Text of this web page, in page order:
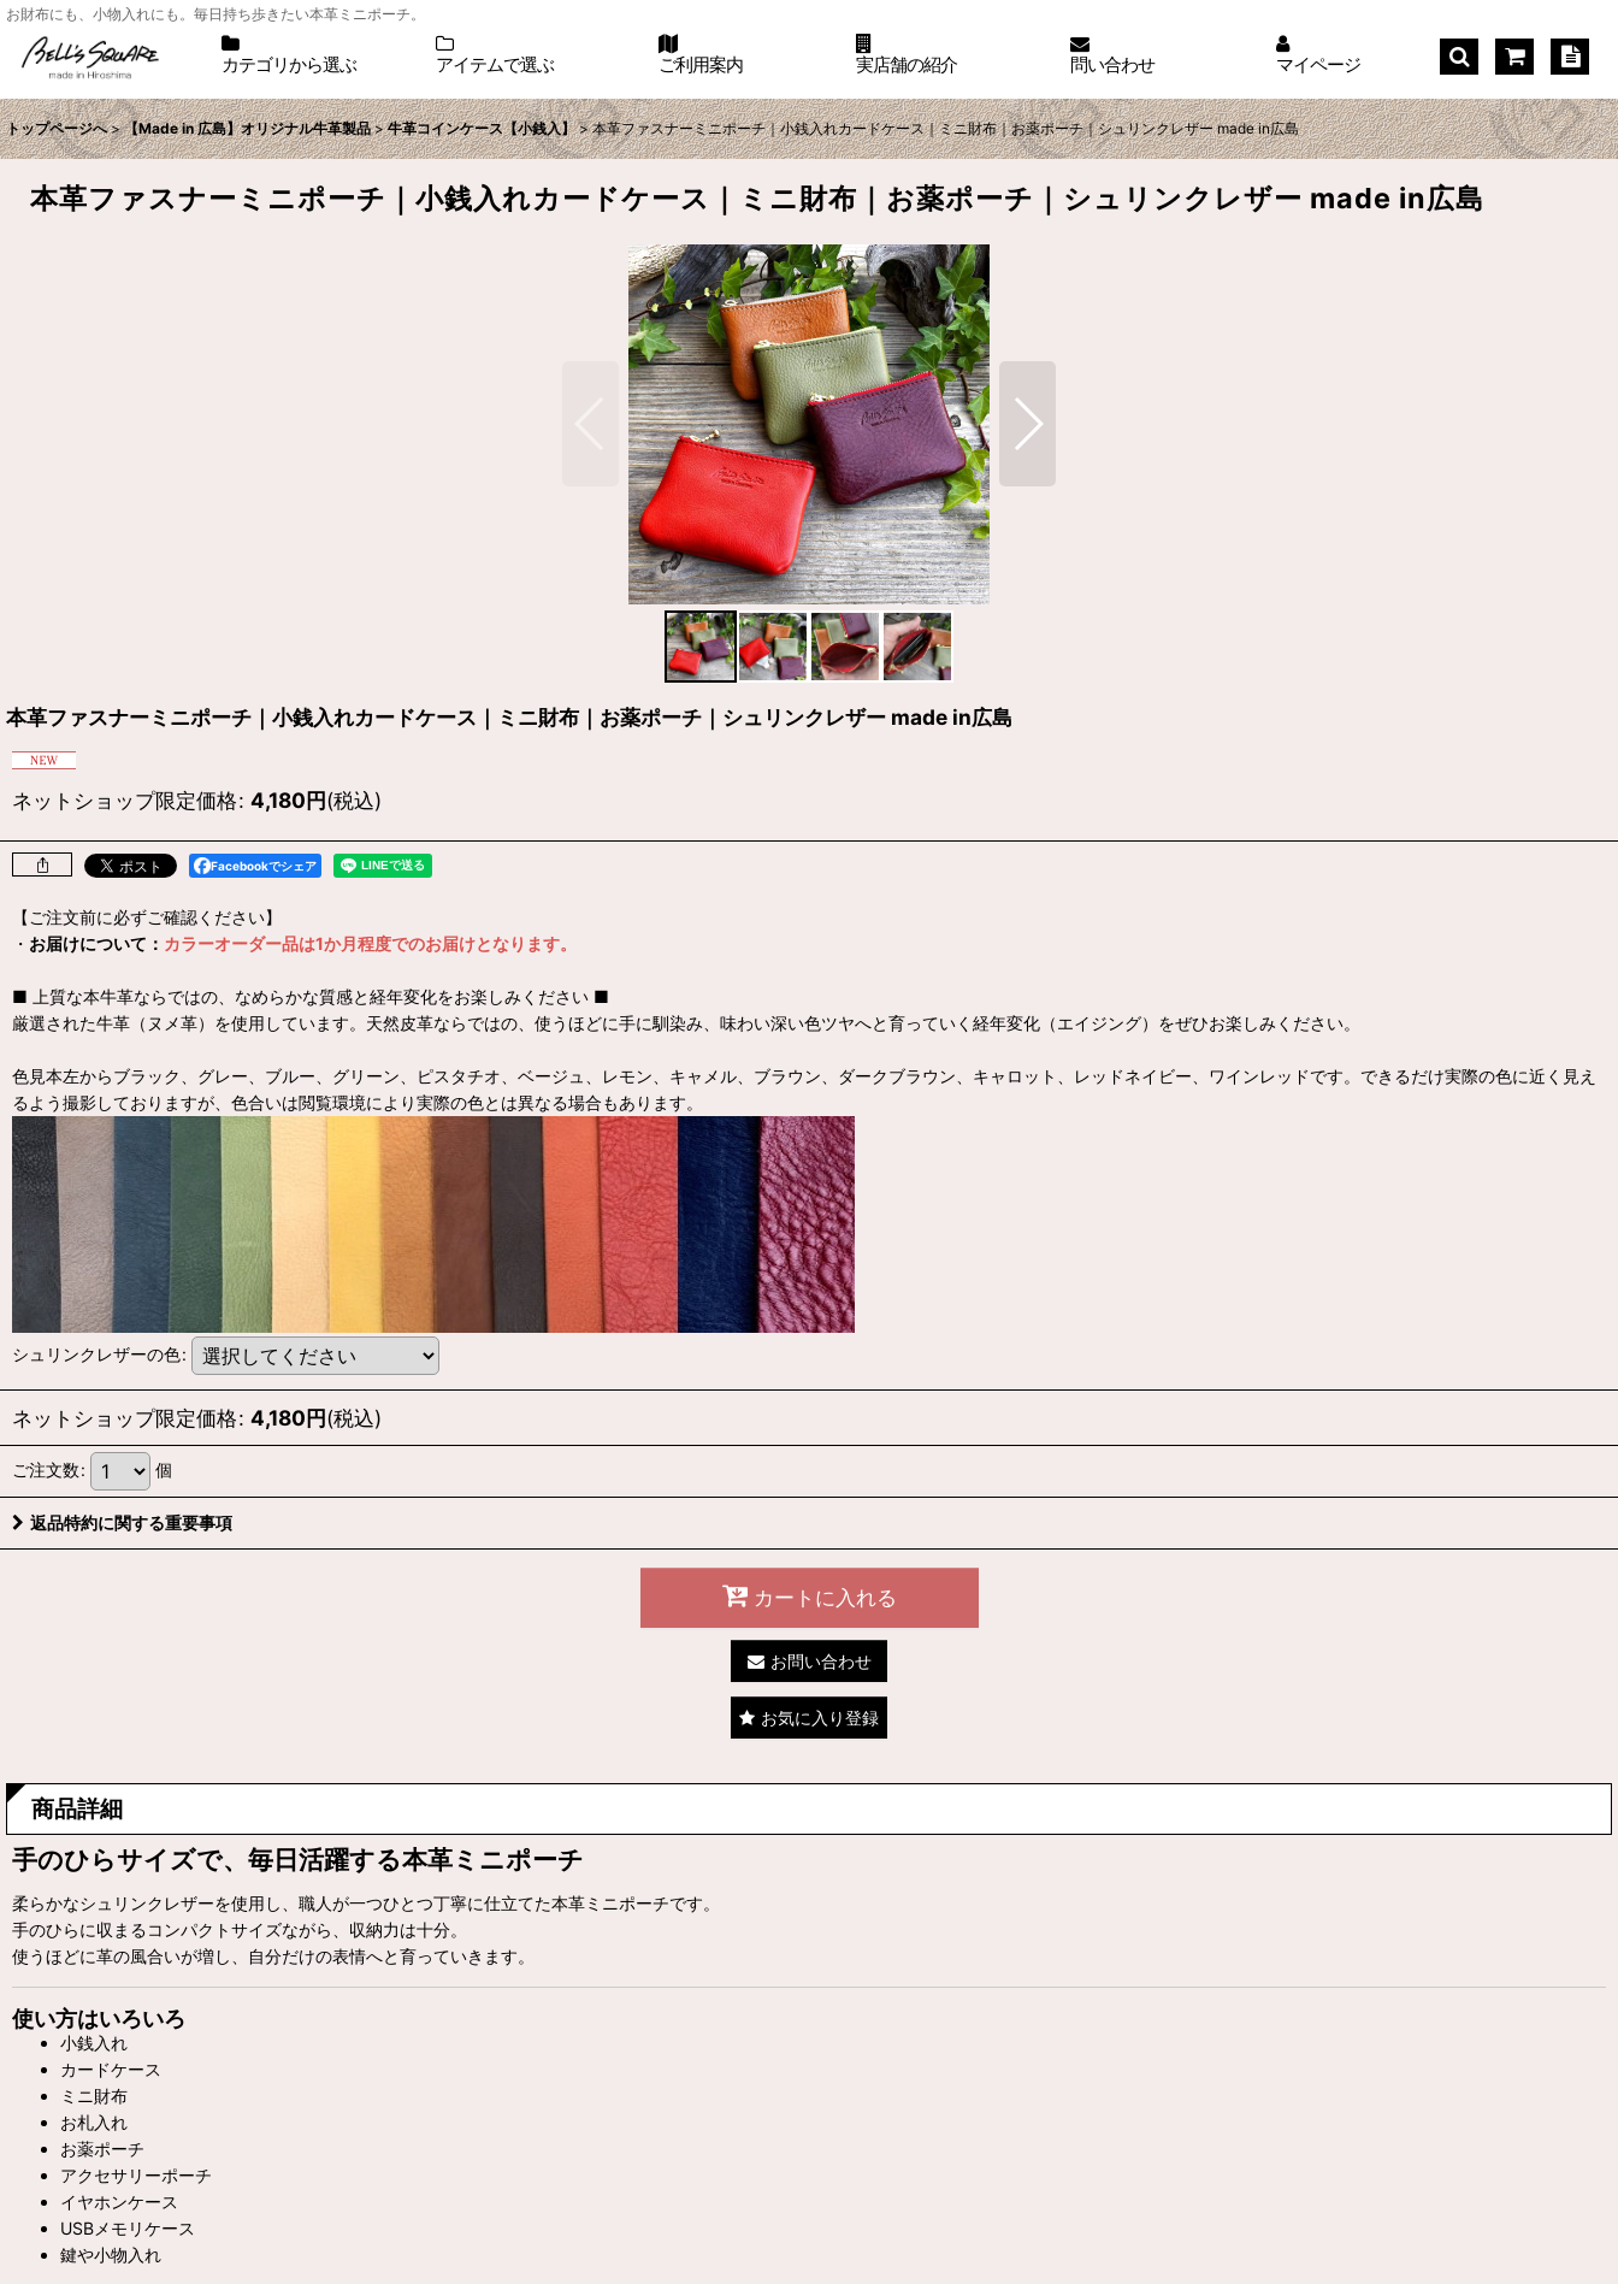
お財布にも、小物入れにも。毎日持ち歩きたい本革ミニポーチ。
カテゴリから選ぶ アイテムで選ぶ ご利用案内 実店舗の紹介 問い合わせ マイページ
トップページへ > 【Made in 広島】オリジナル牛革製品 > 牛革コインケース【小銭入】 > 本革ファスナーミニポーチ｜小銭入れカードケース｜ミニ財布｜お薬ポーチ｜シュリンクレザー made in広島
本革ファスナーミニポーチ｜小銭入れカードケース｜ミニ財布｜お薬ポーチ｜シュリンクレザー made in広島
本革ファスナーミニポーチ｜小銭入れカードケース｜ミニ財布｜お薬ポーチ｜シュリンクレザー made in広島
ネットショップ限定価格: 4,180円(税込)
Facebookでシェア
【ご注文前に必ずご確認ください】
・ お届けについて： カラーオーダー品は1か月程度でのお届けとなります。
■ 上質な本牛革ならではの、なめらかな質感と経年変化をお楽しみください ■
厳選された牛革（ヌメ革）を使用しています。天然皮革ならではの、使うほどに手に馴染み、味わい深い色ツヤへと育っていく経年変化（エイジング）をぜひお楽しみください。
色見本左からブラック、グレー、ブルー、グリーン、ピスタチオ、ベージュ、レモン、キャメル、ブラウン、ダークブラウン、キャロット、レッドネイビー、ワインレッドです。できるだけ実際の色に近く見え
るよう撮影しておりますが、色合いは閲覧環境により実際の色とは異なる場合もあります。
シュリンクレザーの色:
ネットショップ限定価格: 4,180円(税込)
ご注文数: 個
返品特約に関する重要事項
カートに入れる
お問い合わせ
お気に入り登録
商品詳細
手のひらサイズで、毎日活躍する本革ミニポーチ
柔らかなシュリンクレザーを使用し、職人が一つひとつ丁寧に仕立てた本革ミニポーチです。
手のひらに収まるコンパクトサイズながら、収納力は十分。
使うほどに革の風合いが増し、自分だけの表情へと育っていきます。
使い方はいろいろ
小銭入れ
カードケース
ミニ財布
お札入れ
お薬ポーチ
アクセサリーポーチ
イヤホンケース
USBメモリケース
鍵や小物入れ